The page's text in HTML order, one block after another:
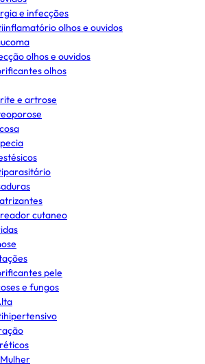
e infecções
olhos e ouvidos
olhos e ouvidos
olhos
e artrose
cutaneo
pele
e fungos